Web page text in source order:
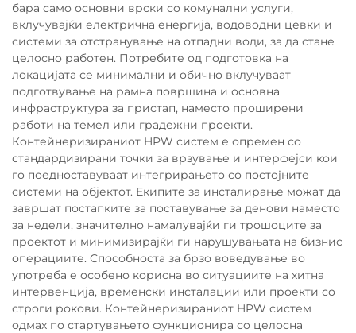
бара само основни врски со комунални услуги,
вклучувајќи електрична енергија, водоводни цевки и
системи за отстранување на отпадни води, за да стане
целосно работен. Потребите од подготовка на
локацијата се минимални и обично вклучуваат
подготвување на рамна површина и основна
инфраструктура за пристап, наместо проширени
работи на темел или градежни проекти.
Контейнеризираниот HPW систем е опремен со
стандардизирани точки за врзување и интерфејси кои
го поедноставуваат интегрирањето со постојните
системи на објектот. Екипите за инсталирање можат да
завршат постапките за поставување за денови наместо
за недели, значително намалувајќи ги трошоците за
проектот и минимизирајќи ги нарушувањата на бизнис
операциите. Способноста за брзо воведување во
употреба е особено корисна во ситуациите на хитна
интервенција, временски инсталации или проекти со
строги рокови. Контейнеризираниот HPW систем
одмах по стартувањето функционира со целосна